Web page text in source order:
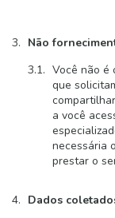
Não
Você não é
que
a você
necessária
prestar o
Dados